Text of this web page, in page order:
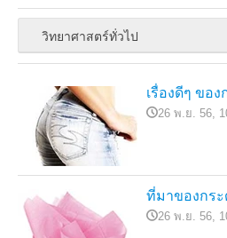
วิทยาศาสตร์ทั่วไป
เรื่องดีๆ ขอ
26 พ.ย. 56,
ที่มาของกร
26 พ.ย. 56,